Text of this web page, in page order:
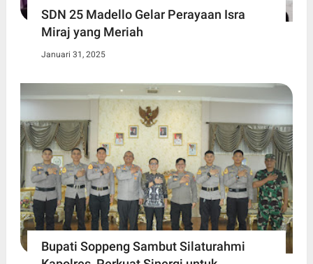
SDN 25 Madello Gelar Perayaan Isra
Miraj yang Meriah
Januari 31, 2025
Bupati Soppeng Sambut Silaturahmi